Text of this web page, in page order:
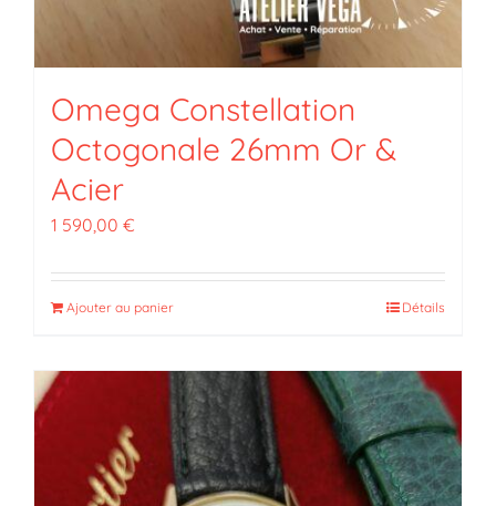
Omega Constellation
Octogonale 26mm Or &
Acier
1 590,00 €
Ajouter au panier Détails